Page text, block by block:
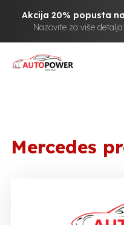
Akcija 20% popusta
Nazovite za više
Mercedes